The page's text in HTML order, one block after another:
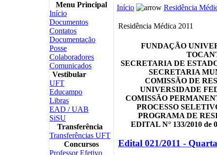
Menu Principal
Início
Documentos
Contatos
Documentação
Posse
Colaboradores
Comunicados
Vestibular
UFT
Educampo
Libras
EAD / UAB
SiSU
Transferência
Transferências UFT
Concursos
Professor Efetivo
Início Residência
Residência Médica 2011
FUNDAÇÃO
SECRETARIA DE
SECRETARIA
COMISSÃO DE
UNIVERSIDADE
COMISSÃO
PROCESSO
PROGRAMA DE
EDITAL N° 133/2010 de
Edital 021/2011 -